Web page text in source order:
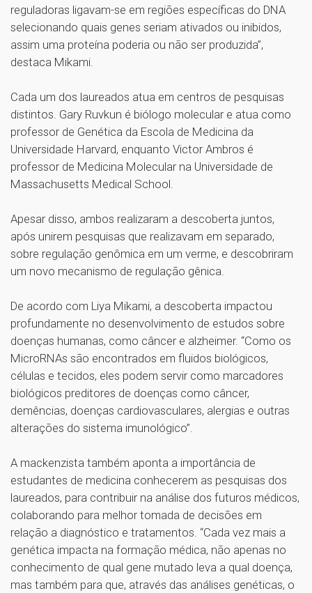
reguladoras ligavam-se em regiões específicas do DNA
selecionando quais genes seriam ativados ou inibidos,
assim uma proteína poderia ou não ser produzida”,
destaca Mikami.
Cada um dos laureados atua em centros de pesquisas
distintos. Gary Ruvkun é biólogo molecular e atua como
professor de Genética da Escola de Medicina da
Universidade Harvard, enquanto Victor Ambros é
professor de Medicina Molecular na Universidade de
Massachusetts Medical School.
Apesar disso, ambos realizaram a descoberta juntos,
após unirem pesquisas que realizavam em separado,
sobre regulação genômica em um verme, e descobriram
um novo mecanismo de regulação gênica.
De acordo com Liya Mikami, a descoberta impactou
profundamente no desenvolvimento de estudos sobre
doenças humanas, como câncer e alzheimer. “Como os
MicroRNAs são encontrados em fluidos biológicos,
células e tecidos, eles podem servir como marcadores
biológicos preditores de doenças como câncer,
demências, doenças cardiovasculares, alergias e outras
alterações do sistema imunológico”.
A mackenzista também aponta a importância de
estudantes de medicina conhecerem as pesquisas dos
laureados, para contribuir na análise dos futuros médicos,
colaborando para melhor tomada de decisões em
relação a diagnóstico e tratamentos. “Cada vez mais a
genética impacta na formação médica, não apenas no
conhecimento de qual gene mutado leva a qual doença,
mas também para que, através das análises genéticas, o